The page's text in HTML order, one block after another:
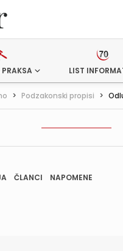
LIST
> Podzakonski propisi >
ČLANCI NAPOMENE